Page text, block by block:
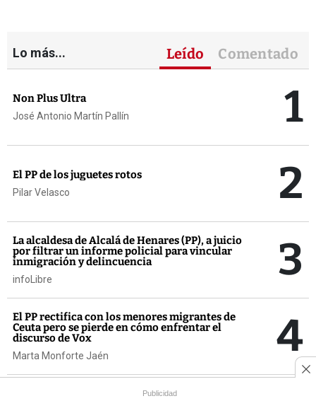
Lo más... Leído Comentado
Non Plus Ultra
José Antonio Martín Pallín 1
El PP de los juguetes rotos
Pilar Velasco 2
La alcaldesa de Alcalá de Henares (PP), a juicio
por filtrar un informe policial para vincular
inmigración y delincuencia
infoLibre 3
El PP rectifica con los menores migrantes de
Ceuta pero se pierde en cómo enfrentar el
discurso de Vox
Marta Monforte Jaén 4
El cambio climático dibuja un nuevo mapa de
Publicidad